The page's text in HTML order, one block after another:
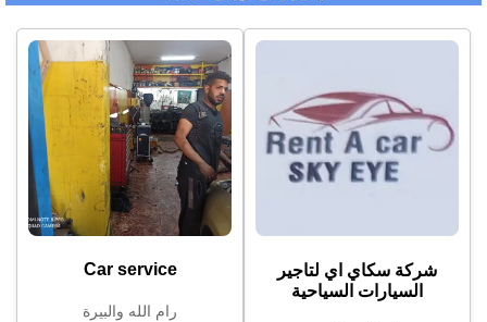
شركة سكاي اي لتاجير
السيارات السياحية
Car service
رام الله والبيرة